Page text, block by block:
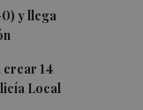
y llega
crear 14
Local